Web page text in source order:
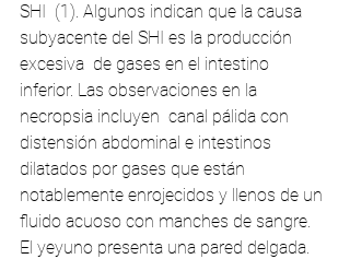
SHI  (1). Algunos indican que la causa
subyacente del SHI es la producción
excesiva  de gases en el intestino
inferior. Las observaciones en la
necropsia incluyen  canal pálida con
distensión abdominal e intestinos
dilatados por gases que están
notablemente enrojecidos y llenos de un
fluido acuoso con manches de sangre.
El yeyuno presenta una pared delgada.